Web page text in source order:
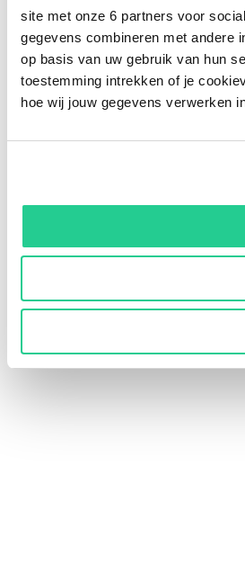
site met onze 6 partners voor
gegevens combineren met andere
op basis van uw gebruik van hun
toestemming intrekken of je
hoe wij jouw gegevens verwerken